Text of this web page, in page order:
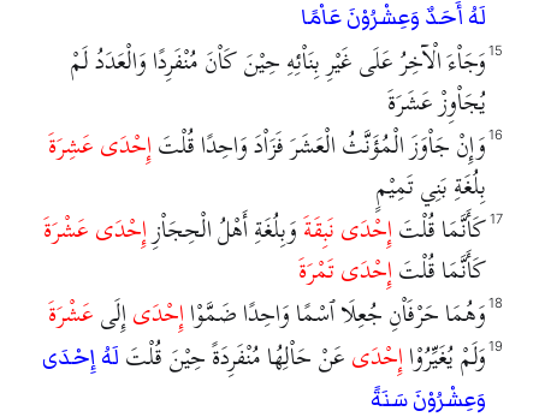
لَهُ أَحَدٌ وَعِشْرُوْنَ عَاْمًا
وَجَاْءَ الْآخِرُ عَلَى غَيْرِ بِنَاْئِهِ حِيْنَ كَاْنَ مُنْفَرِدًا وَالْعَدَدُ لَمْ
يُجَاْوِزْ عَشَرَةَ
15
وَإِنْ جَاْوَزَ الْمُؤَنَّثُ الْعَشَرَ فَزَاْدَ وَاحِدًا قُلْتَإِحْدَى عَشِرَةَ
بِلُغَةِ بَنِي تَمِيْمٍ
16
كَأَنَّمَا قُلْتَإِحْدَى نَبِقَةَوَبِلُغَةِ أَهْلُ الْحِجَاْزِإِحْدَى عَشْرَةَ
كَأَنَّمَا قُلْتَإِحْدَى تَمْرَةَ
17
وَهُمَا حَرْفَاْنِ جُعِلَا ٱسْمًا وَاحِدًا ضَمَّوْاإِحْدَىإِلَىعَشْرَةَ 18
وَلَمْ يُغَيِّرُوْاإِحْدَىعَنْ حَاْلِهُا مُنْفَرِدَةً حِيْنَ قُلْتَ لَهُ إِحْدَى
وَعِشْرُوْنَ سَنَةً
19